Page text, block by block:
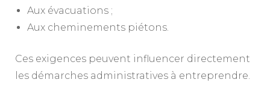
Aux évacuations ;
Aux cheminements piétons.
Ces exigences peuvent influencer directement
les démarches administratives à entreprendre.